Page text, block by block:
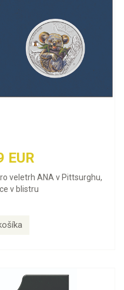
EUR
veletrh ANA v Pittsurghu,
v blistru